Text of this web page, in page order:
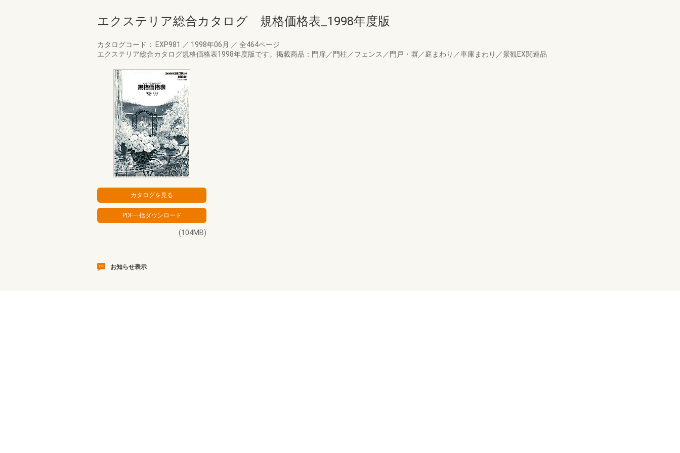
エクステリア総合カタログ 規格価格表_1998年度版
カタログコード： EXP981 ／ 1998年06月 ／ 全464ページ
エクステリア総合カタログ規格価格表1998年度版です。掲載商品：門扉／門柱／フェンス／門戸・塀／庭まわり／車庫まわり／景観EX関連品
(104MB)
お知らせ表示